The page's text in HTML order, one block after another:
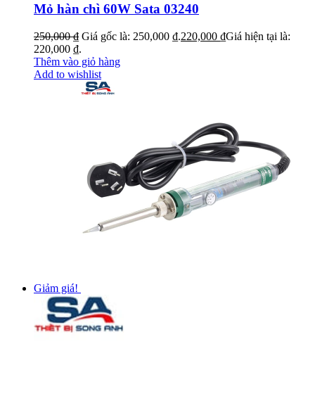
Mỏ hàn chì 60W Sata 03240
250,000₫ Giá gốc là: 250,000 ₫.220,000 ₫Giá hiện tại là:
220,000 ₫.
Thêm vào giỏ hàng
Add to wishlist
Giảm giá!